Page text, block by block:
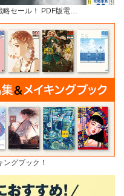
略セール！ PDF版電…
グブック！